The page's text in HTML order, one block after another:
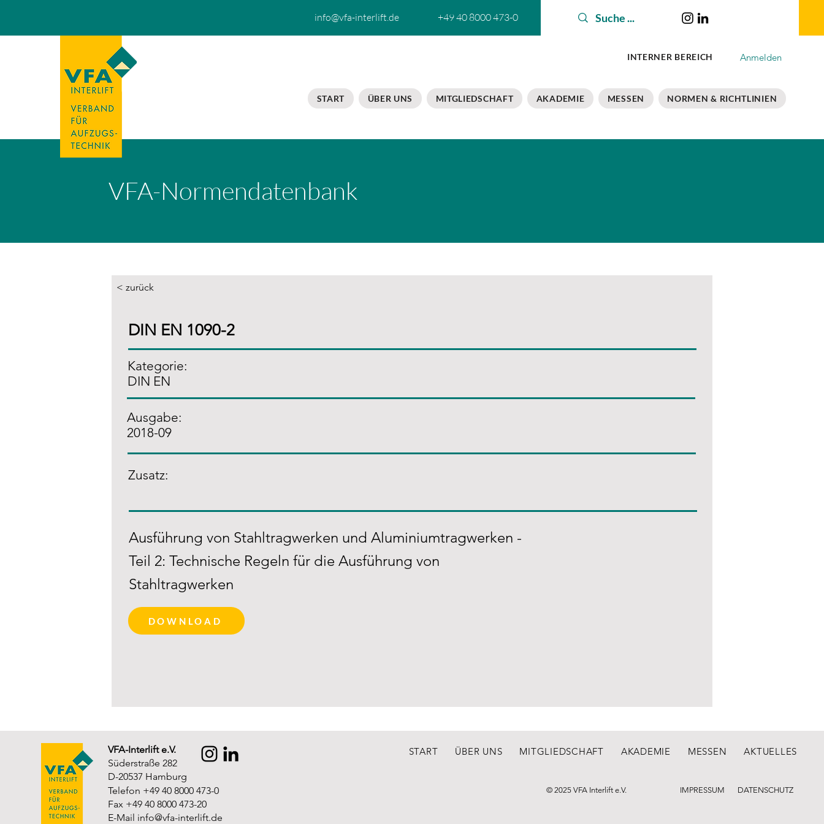
info@vfa-interlift.de +49 40 8000 473-0
INTERNER BEREICH Anmelden
START ÜBER UNS MITGLIEDSCHAFT AKADEMIE MESSEN NORMEN & RICHTLINIEN
VFA-Normendatenbank
< zurück
DIN EN 1090-2
Kategorie:
DIN EN
Ausgabe:
2018-09
Zusatz:
Ausführung von Stahltragwerken und Aluminiumtragwerken -
Teil 2: Technische Regeln für die Ausführung von
Stahltragwerken
DOWNLOAD
VFA-Interlift e.V.
Süderstraße 282
D-20537 Hamburg
Telefon +49 40 8000 473-0
Fax +49 40 8000 473-20
E-Mail info@vfa-interlift.de
START ÜBER UNS MITGLIEDSCHAFT AKADEMIE MESSEN AKTUELLES
© 2025 VFA Interlift e.V. IMPRESSUM DATENSCHUTZ